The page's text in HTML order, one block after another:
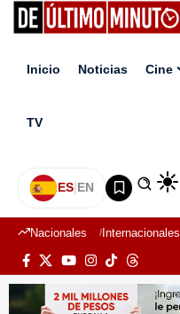
Inicio Noticias Cine
TV
ES|EN
Nacionales Internacionales